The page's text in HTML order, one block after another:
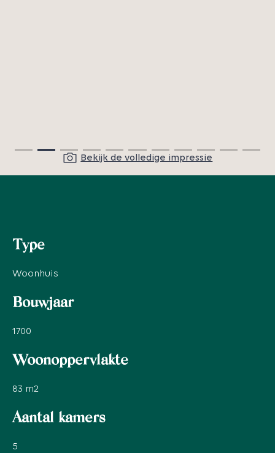
Bekijk de volledige impressie
Type
Woonhuis
Bouwjaar
1700
Woonoppervlakte
83 m2
Aantal kamers
5